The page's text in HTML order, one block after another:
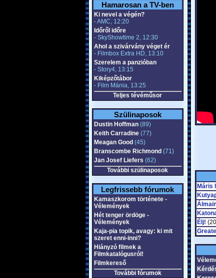
Hamarosan a TV-ben
Ki nevel a végén?
- AMC, 12:20
Időről időre
- SkyShowtime 2, 12:30
Ahol a szivárvány véget ér
- Filmbox Extra HD, 13:10
Szerelem a panzióban
- Story4, 13:15
Kiképzőtábor
- Film Mánia, 13:25
Teljes tévéműsor
Szülinaposok
Dustin Hoffman(89)
Keith Carradine(77)
Meagan Good (45)
Branscombe Richmond (71)
Jan Josef Liefers (62)
További szülinaposok
Legfrissebb fórumok
Kamaszkorom története -
Vélemények
Hét tenger ördöge -
Vélemények
Kaja-pia topik, avagy: ki mit
szeret enni-inni?
Hiányzó filmek a
Filmkatalógusról!
Filmkereső
További fórumok
Máris
Élj!